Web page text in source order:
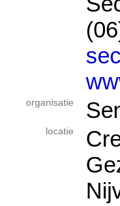
organisatie
locatie